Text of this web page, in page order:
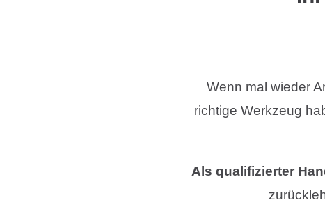
Wenn mal wieder
richtige Werkzeug
Als qualifizierter